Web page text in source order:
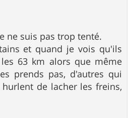
ne suis pas trop tenté.
et quand je vois qu'ils
63 km alors que même
prends pas, d'autres qui
de lacher les freins,